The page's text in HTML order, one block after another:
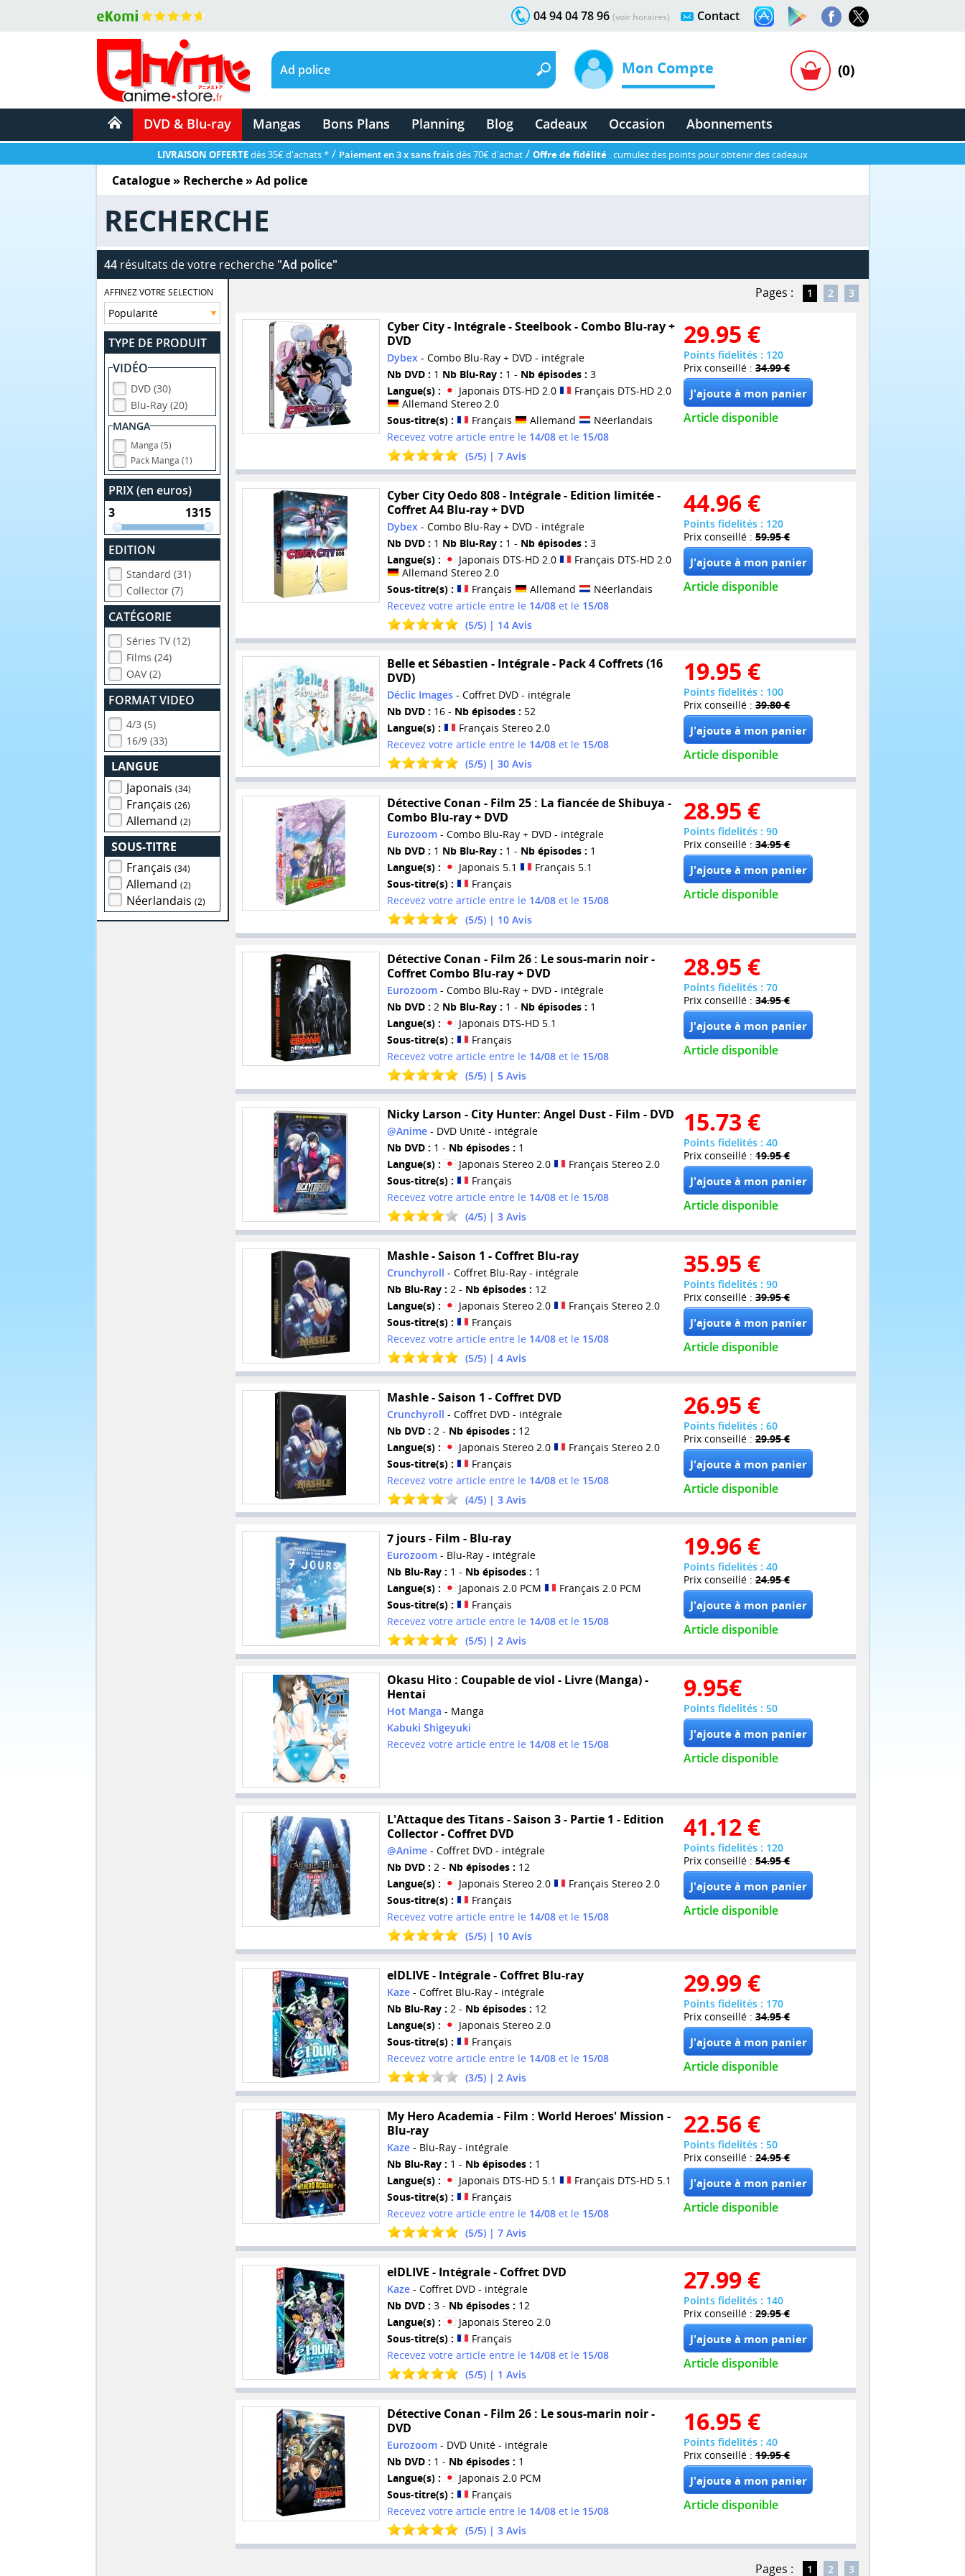
Contact
04 94 04 78 96 (voir horaires)
Mon Compte (0)
DVD & Blu-ray Mangas Bons Plans Planning Blog Cadeaux Occasion Abonnements
LIVRAISON OFFERTEdès 35€ d'achats * / Paiement en 3 x sans fraisdès 70€ d'achat / Offre de fidélité : cumulez des points pour obtenir des cadeaux
Catalogue» Recherche » Ad police
RECHERCHE
44résultats de votre recherche "Ad police"
AFFINEZ VOTRE SELECTION
TYPE DE PRODUIT
VIDÉO
DVD (30)
Blu-Ray (20)
MANGA
Manga (5)
Pack Manga (1)
PRIX (en euros)
EDITION
Standard (31)
Collector (7)
CATÉGORIE
Séries TV (12)
Films (24)
OAV (2)
FORMAT VIDEO
4/3 (5)
16/9 (33)
LANGUE
Japonais(34)
Français(26)
Allemand(2)
SOUS-TITRE
Français(34)
Allemand(2)
Néerlandais(2)
Pages : 1 2 3
Cyber City - Intégrale - Steelbook - Combo Blu-ray +
DVD
Dybex- Combo Blu-Ray + DVD - intégrale
Nb DVD : 1 Nb Blu-Ray : 1 - Nb épisodes : 3
Langue(s) :
Japonais DTS-HD 2.0
Français DTS-HD 2.0
Allemand Stereo 2.0
Sous-titre(s) :
Français Allemand
Néerlandais
Recevez votre article entre le 14/08et le 15/08
(5/5) | 7Avis
29.95 €
Points fidelités : 120
Prix conseillé : 34.99 €
Article disponible
Cyber City Oedo 808 - Intégrale - Edition limitée -
Coffret A4 Blu-ray + DVD
Dybex- Combo Blu-Ray + DVD - intégrale
Nb DVD : 1 Nb Blu-Ray : 1 - Nb épisodes : 3
Langue(s) :
Japonais DTS-HD 2.0
Français DTS-HD 2.0
Allemand Stereo 2.0
Sous-titre(s) :
Français Allemand
Néerlandais
Recevez votre article entre le 14/08et le 15/08
(5/5) | 14Avis
44.96 €
Points fidelités : 120
Prix conseillé : 59.95 €
Article disponible
Belle et Sébastien - Intégrale - Pack 4 Coffrets (16
DVD)
Déclic Images- Coffret DVD - intégrale
Nb DVD : 16 - Nb épisodes : 52
Langue(s) :
Français Stereo 2.0
Recevez votre article entre le 14/08et le 15/08
(5/5) | 30Avis
19.95 €
Points fidelités : 100
Prix conseillé : 39.80 €
Article disponible
Détective Conan - Film 25 : La fiancée de Shibuya -
Combo Blu-ray + DVD
Eurozoom- Combo Blu-Ray + DVD - intégrale
Nb DVD : 1 Nb Blu-Ray : 1 - Nb épisodes : 1
Langue(s) :
Japonais 5.1
Français 5.1
Sous-titre(s) :
Français
Recevez votre article entre le 14/08et le 15/08
(5/5) | 10Avis
28.95 €
Points fidelités : 90
Prix conseillé : 34.95 €
Article disponible
Détective Conan - Film 26 : Le sous-marin noir -
Coffret Combo Blu-ray + DVD
Eurozoom- Combo Blu-Ray + DVD - intégrale
Nb DVD : 2 Nb Blu-Ray : 1 - Nb épisodes : 1
Langue(s) :
Japonais DTS-HD 5.1
Sous-titre(s) :
Français
Recevez votre article entre le 14/08et le 15/08
(5/5) | 5Avis
28.95 €
Points fidelités : 70
Prix conseillé : 34.95 €
Article disponible
Nicky Larson - City Hunter: Angel Dust - Film - DVD
@Anime- DVD Unité - intégrale
Nb DVD : 1 - Nb épisodes : 1
Langue(s) :
Japonais Stereo 2.0
Français Stereo 2.0
Sous-titre(s) :
Français
Recevez votre article entre le 14/08et le 15/08
(4/5) | 3Avis
15.73 €
Points fidelités : 40
Prix conseillé : 19.95 €
Article disponible
Mashle - Saison 1 - Coffret Blu-ray
Crunchyroll - Coffret Blu-Ray - intégrale
Nb Blu-Ray : 2 - Nb épisodes : 12
Langue(s) :
Japonais Stereo 2.0
Français Stereo 2.0
Sous-titre(s) :
Français
Recevez votre article entre le 14/08et le 15/08
(5/5) | 4Avis
35.95 €
Points fidelités : 90
Prix conseillé : 39.95 €
Article disponible
Mashle - Saison 1 - Coffret DVD
Crunchyroll - Coffret DVD - intégrale
Nb DVD : 2 - Nb épisodes : 12
Langue(s) :
Japonais Stereo 2.0
Français Stereo 2.0
Sous-titre(s) :
Français
Recevez votre article entre le 14/08et le 15/08
(4/5) | 3Avis
26.95 €
Points fidelités : 60
Prix conseillé : 29.95 €
Article disponible
7 jours - Film - Blu-ray
Eurozoom- Blu-Ray - intégrale
Nb Blu-Ray : 1 - Nb épisodes : 1
Langue(s) :
Japonais 2.0 PCM
Français 2.0 PCM
Sous-titre(s) :
Français
Recevez votre article entre le 14/08et le 15/08
(5/5) | 2Avis
19.96 €
Points fidelités : 40
Prix conseillé : 24.95 €
Article disponible
Okasu Hito : Coupable de viol - Livre (Manga) -
Hentai
Hot Manga - Manga
Kabuki Shigeyuki
Recevez votre article entre le 14/08et le 15/08
9.95€
Points fidelités : 50
Article disponible
L'Attaque des Titans - Saison 3 - Partie 1 - Edition
Collector - Coffret DVD
@Anime- Coffret DVD - intégrale
Nb DVD : 2 - Nb épisodes : 12
Langue(s) :
Japonais Stereo 2.0
Français Stereo 2.0
Sous-titre(s) :
Français
Recevez votre article entre le 14/08et le 15/08
(5/5) | 10Avis
41.12 €
Points fidelités : 120
Prix conseillé : 54.95 €
Article disponible
elDLIVE - Intégrale - Coffret Blu-ray
Kaze- Coffret Blu-Ray - intégrale
Nb Blu-Ray : 2 - Nb épisodes : 12
Langue(s) :
Japonais Stereo 2.0
Sous-titre(s) :
Français
Recevez votre article entre le 14/08et le 15/08
(3/5) | 2Avis
29.99 €
Points fidelités : 170
Prix conseillé : 34.95 €
Article disponible
My Hero Academia - Film : World Heroes' Mission -
Blu-ray
Kaze- Blu-Ray - intégrale
Nb Blu-Ray : 1 - Nb épisodes : 1
Langue(s) :
Japonais DTS-HD 5.1
Français DTS-HD 5.1
Sous-titre(s) :
Français
Recevez votre article entre le 14/08et le 15/08
(5/5) | 7Avis
22.56 €
Points fidelités : 50
Prix conseillé : 24.95 €
Article disponible
elDLIVE - Intégrale - Coffret DVD
Kaze- Coffret DVD - intégrale
Nb DVD : 3 - Nb épisodes : 12
Langue(s) :
Japonais Stereo 2.0
Sous-titre(s) :
Français
Recevez votre article entre le 14/08et le 15/08
(5/5) | 1 Avis
27.99 €
Points fidelités : 140
Prix conseillé : 29.95 €
Article disponible
Détective Conan - Film 26 : Le sous-marin noir -
DVD
Eurozoom- DVD Unité - intégrale
Nb DVD : 1 - Nb épisodes : 1
Langue(s) :
Japonais 2.0 PCM
Sous-titre(s) :
Français
Recevez votre article entre le 14/08et le 15/08
(5/5) | 3Avis
16.95 €
Points fidelités : 40
Prix conseillé : 19.95 €
Article disponible
Pages : 1 2 3